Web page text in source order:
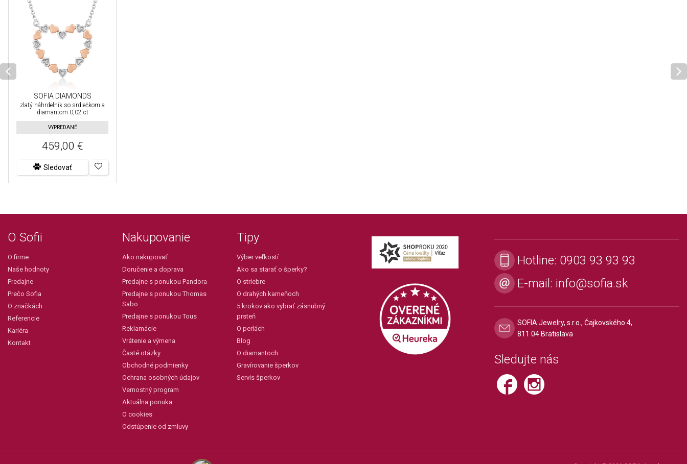
SOFIA DIAMONDS
zlatý náhrdelník so srdiečkom a
diamantom 0,02 ct
VYPREDANÉ
459,00 €
Sledovať
O Sofii
O firme
Naše hodnoty
Predajne
Prečo Sofia
O značkách
Referencie
Kariéra
Kontakt
Nakupovanie
Ako nakupovať
Doručenie a doprava
Predajne s ponukou Pandora
Predajne s ponukou Thomas
Sabo
Predajne s ponukou Tous
Reklamácie
Vrátenie a výmena
Časté otázky
Obchodné podmienky
Ochrana osobných údajov
Vernostný program
Aktuálna ponuka
O cookies
Odstúpenie od zmluvy
Tipy
Výber veľkostí
Ako sa starať o šperky?
O striebre
O drahých kameňoch
5 krokov ako vybrať zásnubný
prsteň
O perlách
Blog
O diamantoch
Gravírovanie šperkov
Servis šperkov
Hotline: 0903 93 93 93
E-mail: info@sofia.sk
SOFIA Jewelry, s.r.o., Čajkovského 4,
811 04 Bratislava
Sledujte nás